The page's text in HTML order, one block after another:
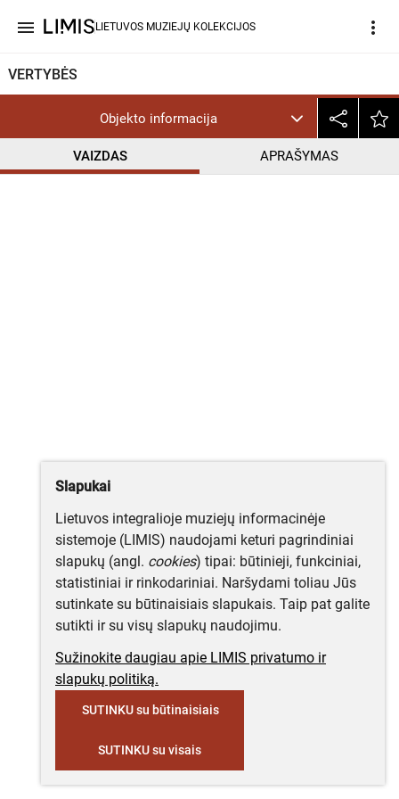
menu LIETUVOS MUZIEJŲ KOLEKCIJOS more_vert
VERTYBĖS
Objekto informacija
VAIZDAS APRAŠYMAS
InC help_outline
Slapukai
Lietuvos integralioje muziejų informacinėje
sistemoje (LIMIS) naudojami keturi pagrindiniai
slapukų (angl. cookies) tipai: būtinieji, funkciniai,
statistiniai ir rinkodariniai. Naršydami toliau Jūs
sutinkate su būtinaisiais slapukais. Taip pat galite
sutikti ir su visų slapukų naudojimu.
Sužinokite daugiau apie LIMIS privatumo ir
slapukų politiką.
SUTINKU su būtinaisiais
SUTINKU su visais